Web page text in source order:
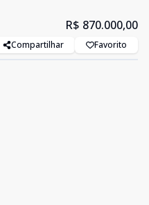
R$ 870.000,00
Compartilhar Favorito